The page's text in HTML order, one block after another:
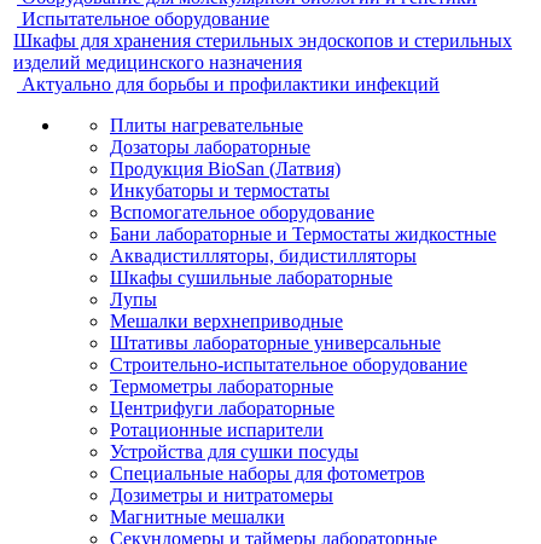
Испытательное оборудование
Шкафы для хранения стерильных эндоскопов и стерильных
изделий медицинского назначения
Актуально для борьбы и профилактики инфекций
Плиты нагревательные
Дозаторы лабораторные
Продукция BioSan (Латвия)
Инкубаторы и термостаты
Вспомогательное оборудование
Бани лабораторные и Термостаты жидкостные
Аквадистилляторы, бидистилляторы
Шкафы сушильные лабораторные
Лупы
Мешалки верхнеприводные
Штативы лабораторные универсальные
Строительно-испытательное оборудование
Термометры лабораторные
Центрифуги лабораторные
Ротационные испарители
Устройства для сушки посуды
Специальные наборы для фотометров
Дозиметры и нитратомеры
Магнитные мешалки
Секундомеры и таймеры лабораторные